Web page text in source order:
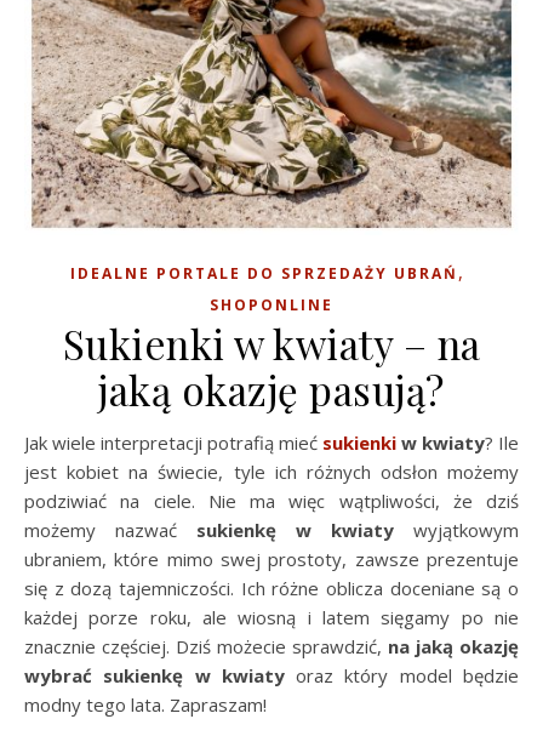
IDEALNE PORTALE DO SPRZEDAŻY UBRAŃ ,
SHOPONLINE
Sukienki w kwiaty – na
jaką okazję pasują?
Jak wiele interpretacji potrafią mieć sukienki w kwiaty? Ile
jest kobiet na świecie, tyle ich różnych odsłon możemy
podziwiać na ciele. Nie ma więc wątpliwości, że dziś
możemy nazwać sukienkę w kwiaty wyjątkowym
ubraniem, które mimo swej prostoty, zawsze prezentuje
się z dozą tajemniczości. Ich różne oblicza doceniane są o
każdej porze roku, ale wiosną i latem sięgamy po nie
znacznie częściej. Dziś możecie sprawdzić, na jaką okazję
wybrać sukienkę w kwiatyoraz który model będzie
modny tego lata. Zapraszam!